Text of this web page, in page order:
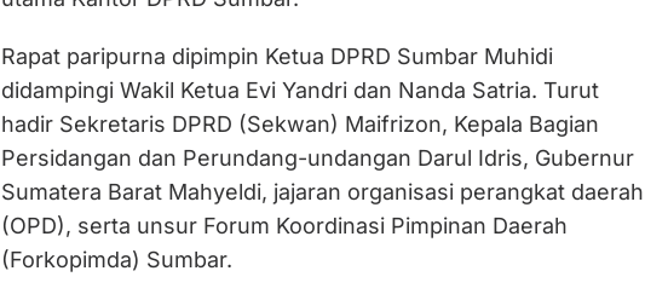
Rapat paripurna dipimpin Ketua DPRD Sumbar Muhidi
didampingi Wakil Ketua Evi Yandri dan Nanda Satria. Turut
hadir Sekretaris DPRD (Sekwan) Maifrizon, Kepala Bagian
Persidangan dan Perundang-undangan Darul Idris, Gubernur
Sumatera Barat Mahyeldi, jajaran organisasi perangkat daerah
(OPD), serta unsur Forum Koordinasi Pimpinan Daerah
(Forkopimda) Sumbar.